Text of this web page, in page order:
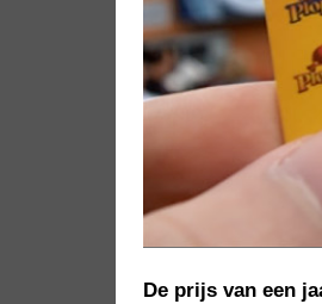
De prijs van een